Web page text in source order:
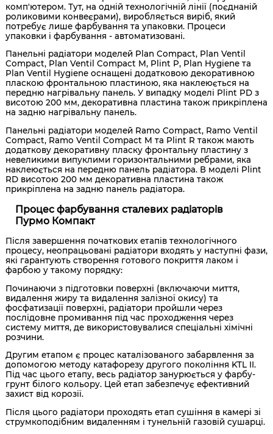
комп'ютером. Тут, на одній технологічній лінії (поєднаній
роликовими конвеєрами), виробляється виріб, який
потребує лише фарбування та упаковки. Процеси
упаковки і фарбування - автоматизовані.
Панельні радіатори моделей Plan Compact, Plan Ventil
Compact, Plan Ventil Compact M, Plint P, Plan Hygiene та
Plan Ventil Hygiene оснащені додатковою декоративною
пласкою фронтальною пластиною, яка наклеюється на
передню нагрівальну панель. У випадку моделі Plint PD з
висотою 200 мм, декоративна пластина також прикріплена
на задню нагрівальну панель.
Панельні радіатори моделей Ramo Compact, Ramo Ventil
Compact, Ramo Ventil Compact M та Plint R також мають
додаткову декоративну пласку фронтальну пластину з
невеликими випуклими горизонтальними ребрами, яка
наклеюється на передню панель радіатора. В моделі Plint
RD висотою 200 мм декоративна пластина також
прикріплена на задню панель радіатора.
Процес фарбування сталевих радіаторів
Пурмо Компакт
Після завершення початкових етапів технологічного
процесу, неопрацьовані радіатори входять у наступні фази,
які гарантують створення готового покриття лаком і
фарбою у такому порядку:
Починаючи з підготовки поверхні (включаючи миття,
видалення жиру та видалення залізної окису) та
фосфатизації поверхні, радіатори пройшли через
послідовне промивання під час проходження через
систему миття, де використовувалися спеціальні хімічні
розчини.
Другим етапом є процес каталізованого забарвлення за
допомогою методу катафорезу другого покоління KTL II.
Під час цього етапу, весь радіатор занурюється у фарбу-
грунт білого кольору. Цей етап забезпечує ефективний
захист від корозії.
Після цього радіатори проходять етап сушіння в камері зі
струмкоподібним видаленням і тунельній газовій сушарці.